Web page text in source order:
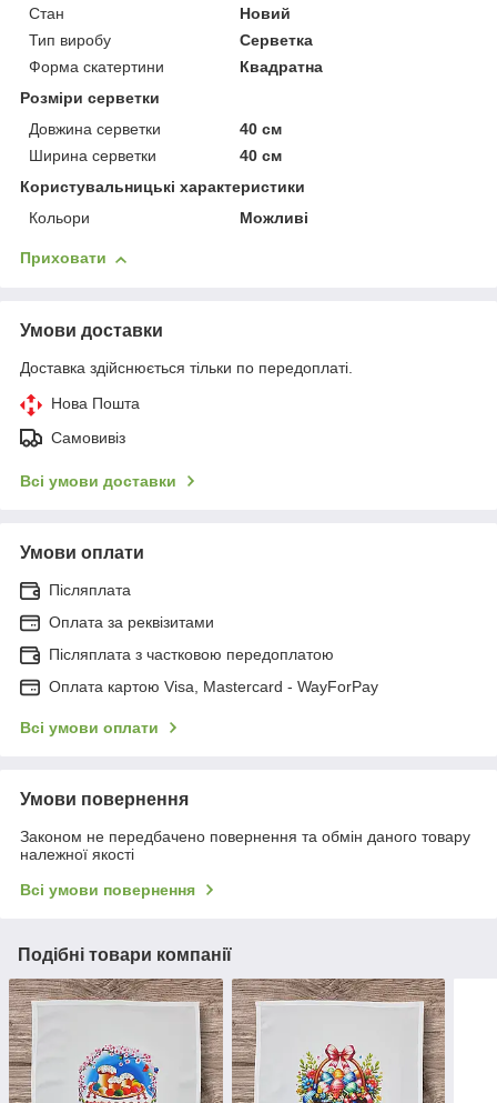
Стан
Новий
Тип виробу
Серветка
Форма скатертини
Квадратна
Розміри серветки
Довжина серветки
40 см
Ширина серветки
40 см
Користувальницькі характеристики
Кольори
Можливі
Приховати
Умови доставки
Доставка здійснюється тільки по передоплаті.
Нова Пошта
Самовивіз
Всі умови доставки
Умови оплати
Післяплата
Оплата за реквізитами
Післяплата з частковою передоплатою
Оплата картою Visa, Mastercard - WayForPay
Всі умови оплати
Умови повернення
Законом не передбачено повернення та обмін даного товару
належної якості
Всі умови повернення
Подібні товари компанії